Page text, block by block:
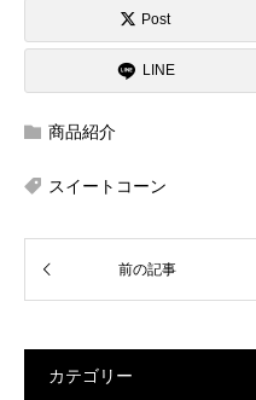
Post
LINE
商品紹介
スイートコーン
カテゴリー